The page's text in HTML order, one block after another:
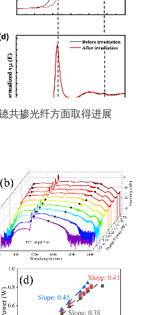
共掺光纤方面取得进展